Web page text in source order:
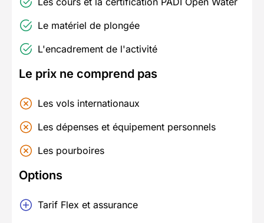
Le matériel de plongée
L'encadrement de l'activité
Le prix ne comprend pas
Les vols internationaux
Les dépenses et équipement personnels
Les pourboires
Options
Tarif Flex et assurance